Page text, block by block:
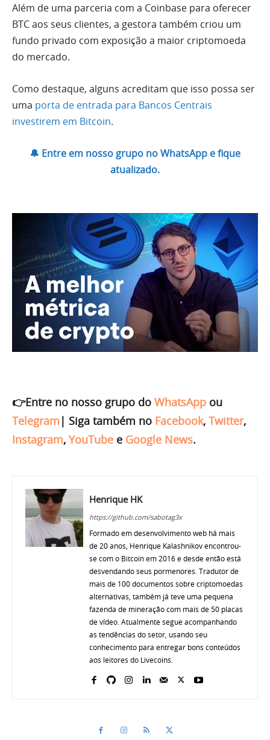
Além de uma parceria com a Coinbase para oferecer
BTC aos seus clientes, a gestora também criou um
fundo privado com exposição a maior criptomoeda
do mercado.
Como destaque, alguns acreditam que isso possa ser
uma porta de entrada para Bancos Centrais
investirem em Bitcoin.
🔔 Entre em nosso grupo no WhatsApp e fique
atualizado.
👉Entre no nosso grupo do WhatsApp ou
Telegram | Siga também no Facebook, Twitter,
Instagram, YouTube e Google News.
Henrique HK
https://github.com/sabotag3x
Formado em desenvolvimento web há mais
de 20 anos, Henrique Kalashnikov encontrou-
se com o Bitcoin em 2016 e desde então está
desvendando seus pormenores. Tradutor de
mais de 100 documentos sobre criptomoedas
alternativas, também já teve uma pequena
fazenda de mineração com mais de 50 placas
de vídeo. Atualmente segue acompanhando
as tendências do setor, usando seu
conhecimento para entregar bons conteúdos
aos leitores do Livecoins.